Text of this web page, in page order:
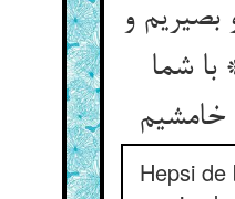
بصیریم و
شما
خامشیم
Hepsi de